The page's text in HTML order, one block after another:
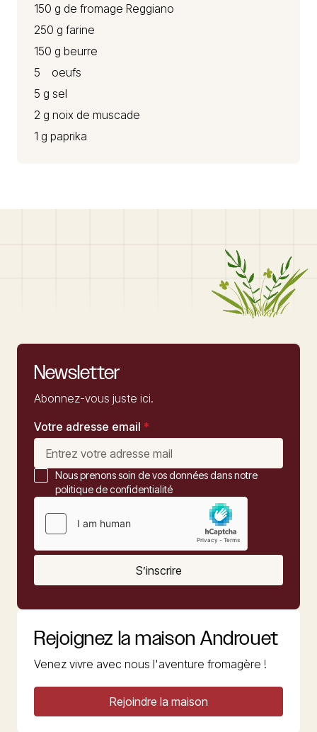
150 g de fromage Reggiano
250 g farine
150 g beurre
5 oeufs
5 g sel
2 g noix de muscade
1 g paprika
Newsletter
Abonnez-vous juste ici.
Votre adresse email *
Nous prenons soin de vos données dans notre
politique de confidentialité
S’inscrire
Rejoignez la maison Androuet
Venez vivre avec nous l'aventure fromagère !
Rejoindre la maison